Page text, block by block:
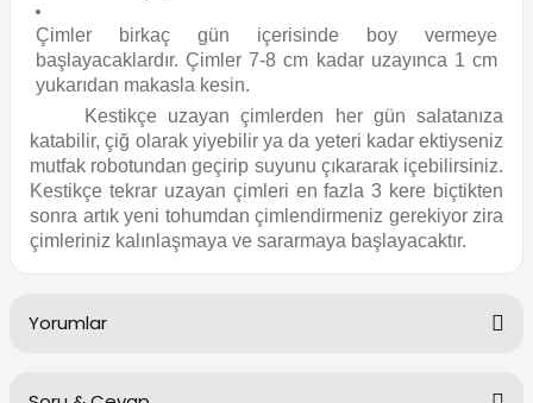
Çimler birkaç gün içerisinde boy vermeye
başlayacaklardır. Çimler 7-8 cm kadar uzayınca 1 cm
yukarıdan makasla kesin.
Kestikçe uzayan çimlerden her gün salatanıza
katabilir, çiğ olarak yiyebilir ya da yeteri kadar ektiyseniz
mutfak robotundan geçirip suyunu çıkararak içebilirsiniz.
Kestikçe tekrar uzayan çimleri en fazla 3 kere biçtikten
sonra artık yeni tohumdan çimlendirmeniz gerekiyor zira
çimleriniz kalınlaşmaya ve sararmaya başlayacaktır.
Yorumlar